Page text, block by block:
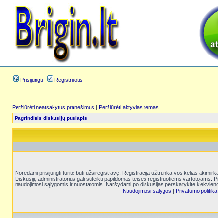
Prisijungti Registruotis
Peržiūrėti neatsakytus pranešimus | Peržiūrėti aktyvias temas
Pagrindinis diskusijų puslapis
Norėdami prisijungti turite būti užsiregistravę. Registracija užtrunka vos kelias
Diskusijų administratorius gali suteikti papildomas teises registruotiems vartotojams.
naudojimosi sąlygomis ir nuostatomis. Naršydami po diskusijas perskaitykite
Naudojimosi sąlygos | Privatumo politika